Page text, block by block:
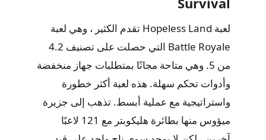
لعبة Hopeless Land تقدم الكثير ، وهي لعبة
Battle Royale التي حصلت على تصنيف 4.2
من 5. وهي متاحة مجانًا بمتطلبات جهاز منخفضة
وأدوات تحكم سهلة. هذه لعبة أكثر خطورة
واستراتيجية مع عملية أبسط. تذهب إلى جزيرة
ميؤوس منها بطائرة هليكوبتر مع 121 لاعبًا